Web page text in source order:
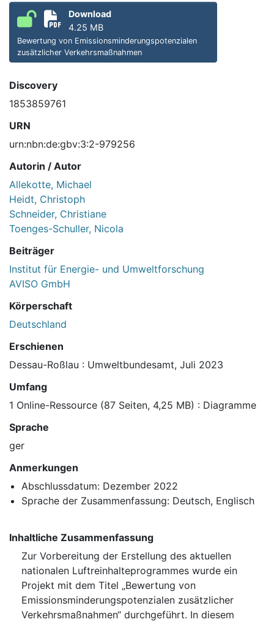
Download
4.25 MB
Bewertung von Emissionsminderungspotenzialen
zusätzlicher Verkehrsmaßnahmen
Discovery
1853859761
URN
urn:nbn:de:gbv:3:2-979256
Autorin / Autor
Allekotte, Michael
Heidt, Christoph
Schneider, Christiane
Toenges-Schuller, Nicola
Beiträger
Institut für Energie- und Umweltforschung
AVISO GmbH
Körperschaft
Deutschland
Erschienen
Dessau-Roßlau : Umweltbundesamt, Juli 2023
Umfang
1 Online-Ressource (87 Seiten, 4,25 MB) : Diagramme
Sprache
ger
Anmerkungen
Abschlussdatum: Dezember 2022
Sprache der Zusammenfassung: Deutsch, Englisch
Inhaltliche Zusammenfassung
Zur Vorbereitung der Erstellung des aktuellen
nationalen Luftreinhalteprogrammes wurde ein
Projekt mit dem Titel „Bewertung von
Emissionsminderungspotenzialen zusätzlicher
Verkehrsmaßnahmen“ durchgeführt. In diesem